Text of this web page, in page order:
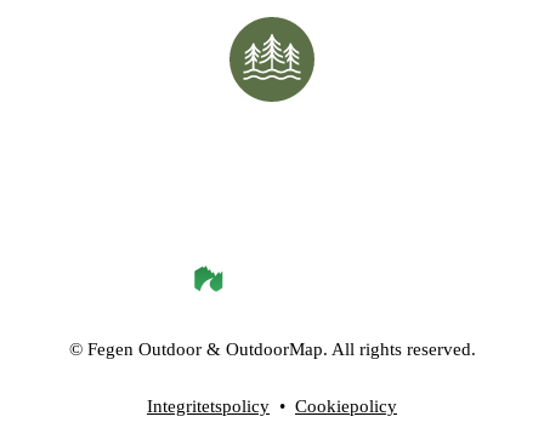
© Fegen Outdoor& OutdoorMap. All rights reserved.
Integritetspolicy • Cookiepolicy